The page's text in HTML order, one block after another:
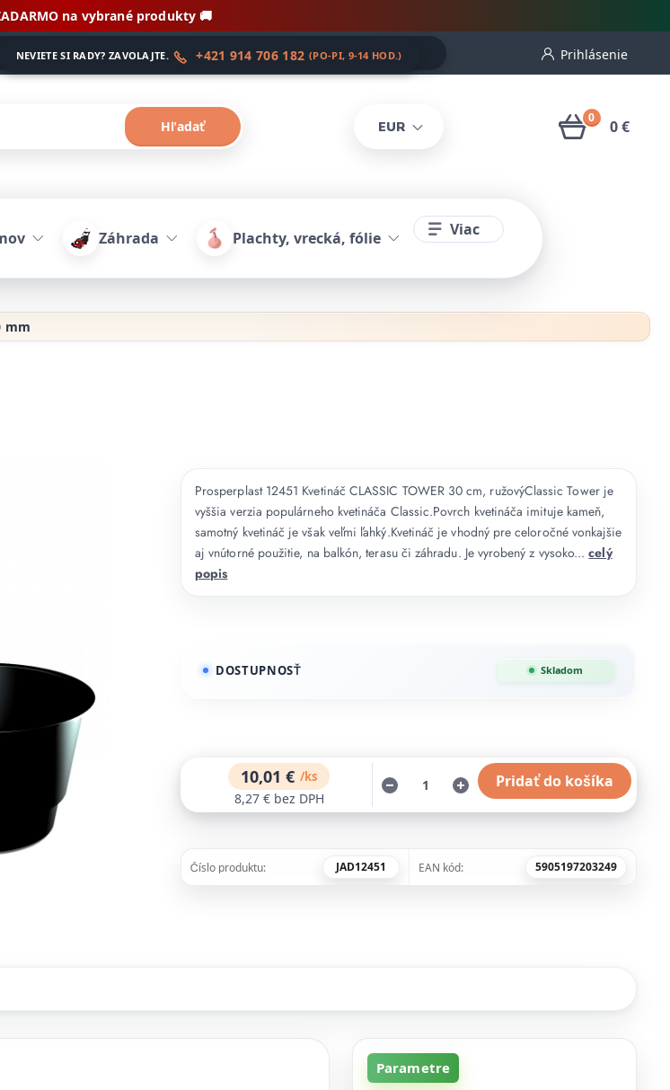
na vybrané produkty 🚚
EUR
Prihlásenie
Hľadať
NEVIETE SI RADY? ZAVOLAJTE. +421 914 706 182 (PO-PI, 9-14 HOD.)
0 0 €
Záhrada Plachty, vrecká, fólie Viac
mm
Prosperplast 12451 Kvetináč CLASSIC TOWER 30 cm, ružovýClassic Tower je
vyššia verzia populárneho kvetináča Classic.Povrch kvetináča imituje kameň,
samotný kvetináč je však veľmi ľahký.Kvetináč je vhodný pre celoročné vonkajšie
aj vnútorné použitie, na balkón, terasu či záhradu. Je vyrobený z vysoko...celý
popis
DOSTUPNOSŤ Skladom
10,01 € /ks
8,27 € bez DPH
Pridať do košíka
Číslo produktu: JAD12451 EAN kód: 5905197203249
Parametre